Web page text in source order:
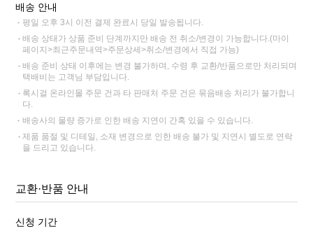
배송 안내
평일 오후 3시 이전 결제 완료시 당일 발송됩니다.
배송 상태가 상품 준비 단계까지만 배송 전 취소/변경이 가능합니다.(마이
페이지>최근주문내역>주문상세>취소/변경에서 직접 가능)
배송 준비 상태 이후에는 변경 불가하며, 수령 후 교환/반품으로만 처리되며
택배비는 고객님 부담입니다.
록시걸 온라인몰 주문 건과 타 판매처 주문 건은 묶음배송 처리가 불가합니
다.
배송사의 물량 증가로 인한 배송 지연이 간혹 있을 수 있습니다.
제품 품절 및 디테일, 소재 변경으로 인한 배송 불가 및 지연시 별도로 연락
을 드리고 있습니다.
교환·반품 안내
신청 기간